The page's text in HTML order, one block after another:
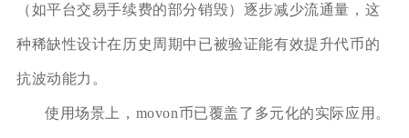
（如平台交易手续费的部分销毁）逐步减少流通量，这
种稀缺性设计在历史周期中已被验证能有效提升代币的
抗波动能力。
使用场景上，movon币已覆盖了多元化的实际应用。